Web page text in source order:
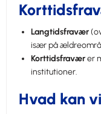
Langtidsfravær
især på
Korttidsfraværer
institutioner.
Hvad kan